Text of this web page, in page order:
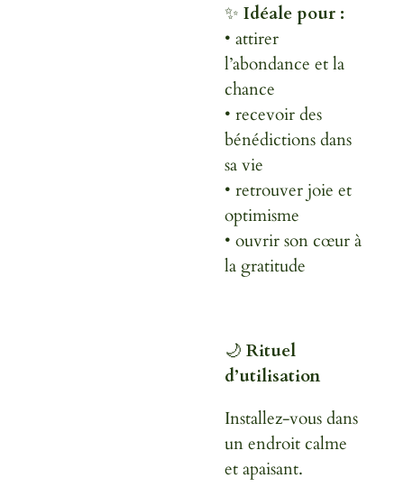
✨ Idéale pour :
• attirer
l’abondance et la
chance
• recevoir des
bénédictions dans
sa vie
• retrouver joie et
optimisme
• ouvrir son cœur à
la gratitude
🌙 Rituel
d’utilisation
Installez-vous dans
un endroit calme
et apaisant.